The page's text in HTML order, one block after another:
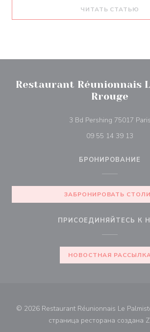
ЧИТАТЬ СТАТЬЮ
Restaurant Réunionnais
Rrouge
3 Bd Pershing 75017 Paris
09 55 14 39 13
БРОНИРОВАНИЕ
ЗАБРОНИРОВАТЬ
ПРИСОЕДИНЯЙТЕСЬ К
НОВОСТНАЯ
© 2026 Restaurant Réunionnais Le
страница ресторана создана